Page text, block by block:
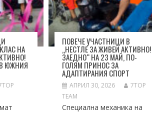
НА
ЮЖНИЯ
ПОВЕЧЕ УЧАСТНИЦИ В
„НЕСТЛЕ ЗА ЖИВЕЙ АКТИВНО!
ЗАЕДНО“ НА 23 МАЙ, ПО-
ГОЛЯМ ПРИНОС ЗА
АДАПТИРАНИЯ СПОРТ
АПРИЛ 30, 2026
7TOP
TEAM
Специална механика на